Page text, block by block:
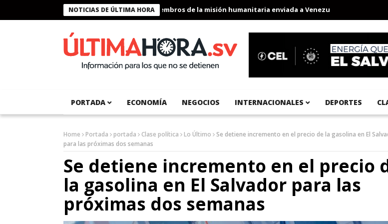
NOTICIAS DE ÚLTIMA HORA
Presidente Bukele condecora a miembros de la misión humanitaria enviada a Venezuela Aeropuerto
PORTADA ECONOMÍA NEGOCIOS INTERNACIONALES DEPORTES
Home Portada portada Clase política Lo Último
Se detiene incremento en el precio de la gasolina en El
para las próximas dos semanas
Se detiene incremento en el precio
la gasolina en El Salvador para las
próximas dos semanas